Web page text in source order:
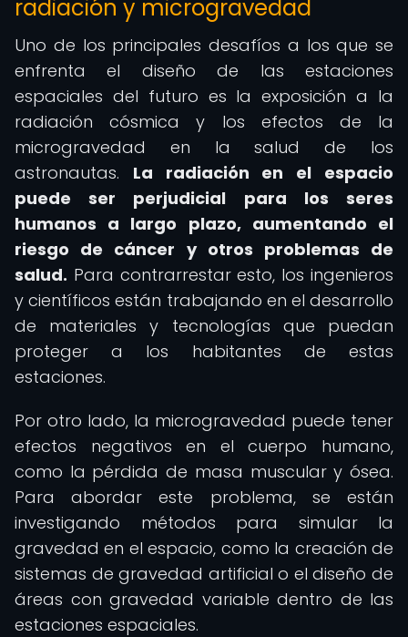
radiación y microgravedad
Uno de los principales desafíos a los que se
enfrenta el diseño de las estaciones
espaciales del futuro es la exposición a la
radiación cósmica y los efectos de la
microgravedad en la salud de los
astronautas. La radiación en el espacio
puede ser perjudicial para los seres
humanos a largo plazo, aumentando el
riesgo de cáncer y otros problemas de
salud. Para contrarrestar esto, los ingenieros
y científicos están trabajando en el desarrollo
de materiales y tecnologías que puedan
proteger a los habitantes de estas
estaciones.
Por otro lado, la microgravedad puede tener
efectos negativos en el cuerpo humano,
como la pérdida de masa muscular y ósea.
Para abordar este problema, se están
investigando métodos para simular la
gravedad en el espacio, como la creación de
sistemas de gravedad artificial o el diseño de
áreas con gravedad variable dentro de las
estaciones espaciales.